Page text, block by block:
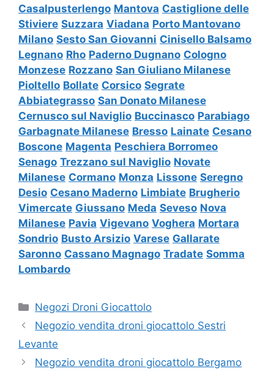
Casalpusterlengo Mantova Castiglione delle
Stiviere Suzzara Viadana Porto Mantovano
Milano Sesto San Giovanni Cinisello Balsamo
Legnano Rho Paderno Dugnano Cologno
Monzese Rozzano San Giuliano Milanese
Pioltello Bollate Corsico Segrate
Abbiategrasso San Donato Milanese
Cernusco sul Naviglio Buccinasco Parabiago
Garbagnate Milanese Bresso Lainate Cesano
Boscone Magenta Peschiera Borromeo
Senago Trezzano sul Naviglio Novate
Milanese Cormano Monza Lissone Seregno
Desio Cesano Maderno Limbiate Brugherio
Vimercate Giussano Meda Seveso Nova
Milanese Pavia Vigevano Voghera Mortara
Sondrio Busto Arsizio Varese Gallarate
Saronno Cassano Magnago Tradate Somma
Lombardo
Categorie
Negozi Droni Giocattolo
Negozio vendita droni giocattolo Sestri
Levante
Negozio vendita droni giocattolo Bergamo